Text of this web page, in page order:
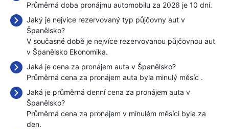
Průměrná doba pronájmu automobilu za 2026 je 10 dní.
Jaký je nejvíce rezervovaný typ půjčovny aut v
Španělsko?
V současné době je nejvíce rezervovanou půjčovnou aut
v Španělsko Ekonomika.
Jaká je cena za pronájem auta v Španělsko?
Průměrná cena za pronájem auta byla minulý měsíc .
Jaká je průměrná denní cena za pronájem auta v
Španělsko?
Průměrná cena za pronájem v minulém měsíci byla za
den.